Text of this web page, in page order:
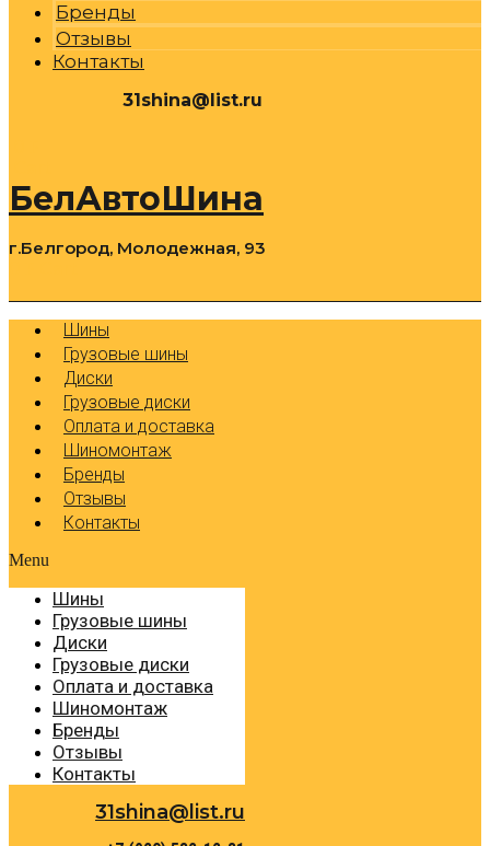
Бренды
Отзывы
Контакты
31shina@list.ru
БелАвтоШина
г.Белгород, Молодежная, 93
Шины
Грузовые шины
Диски
Грузовые диски
Оплата и доставка
Шиномонтаж
Бренды
Отзывы
Контакты
Menu
Шины
Грузовые шины
Диски
Грузовые диски
Оплата и доставка
Шиномонтаж
Бренды
Отзывы
Контакты
31shina@list.ru